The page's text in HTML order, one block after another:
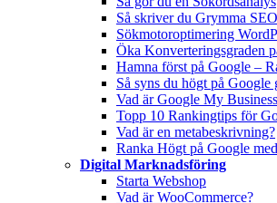
Så skriver du Grymma
Sökmotoroptimering
Öka Konverteringsgraden
Hamna först på Google –
Så syns du högt på Google
Vad är Google My
Topp 10 Rankingtips för
Vad är en metabeskrivning?
Ranka Högt på Google
Digital Marknadsföring
Starta Webshop
Vad är WooCommerce?